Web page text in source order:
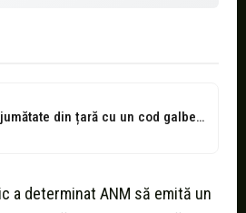
Gerul acoperă jumătate din țară cu un cod galben activ
a determinat ANM să emită un